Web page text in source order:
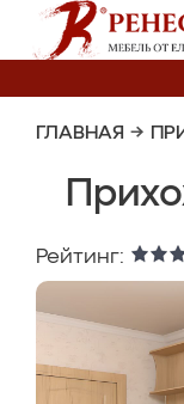
ГЛАВНАЯ →
Рейтинг: